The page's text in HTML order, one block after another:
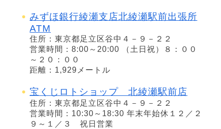
みずほ銀行綾瀬支店北綾瀬駅前出張所
ATM
住所：東京都足立区谷中４－９－２２
営業時間：8:00～20:00 （土日祝）８：００
～２０：００
距離：1,929メートル
宝くじロトショップ 北綾瀬駅前店
住所：東京都足立区谷中４－９－２２
営業時間：10:30～18:30 年末年始休１２／２
９～１／３ 祝日営業